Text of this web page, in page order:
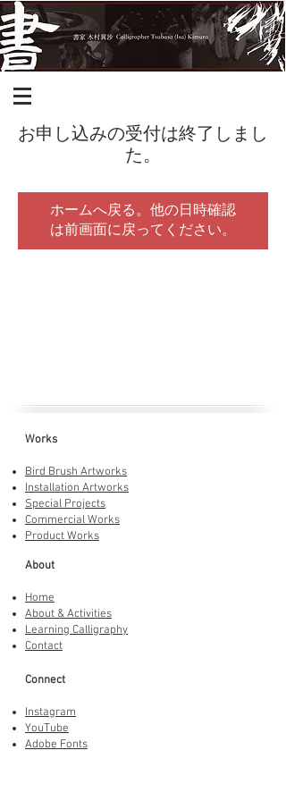
お申し込みの受付は終了しまし
た。
ホームへ戻る。他の日時確認
は前画面に戻ってください。
Works
Bird Brush Artworks
Installation Artworks
Special Projects
Commercial Works
Product Works
About
Home
About & Activities
Learning Calligraphy
Contact
Connect
Instagram
YouTube
Adobe Fonts